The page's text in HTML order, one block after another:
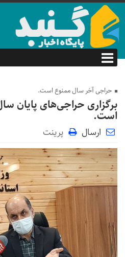
حراجی آخر سال ممنوع است.
برگزاری حراجی‌های پایان
است.
ارسال پرینت